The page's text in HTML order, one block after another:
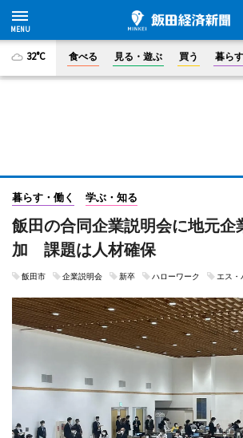
32°C 食べる 見る・遊ぶ 買う 暮ら
暮らす・働く 学ぶ・知る
飯田の合同企業説明会に地元
加 課題は人材確保
飯田市 企業説明会 新卒 ハローワーク エス・